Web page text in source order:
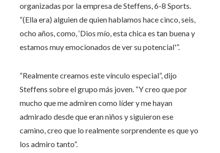
organizadas por la empresa de Steffens, 6-8 Sports.
“(Ella era) alguien de quien hablamos hace cinco, seis,
ocho años, como, ‘Dios mío, esta chica es tan buena y
estamos muy emocionados de ver su potencial'”.
“Realmente creamos este vínculo especial”, dijo
Steffens sobre el grupo más joven. “Y creo que por
mucho que me admiren como líder y me hayan
admirado desde que eran niños y siguieron ese
camino, creo que lo realmente sorprendente es que yo
los admiro tanto”.